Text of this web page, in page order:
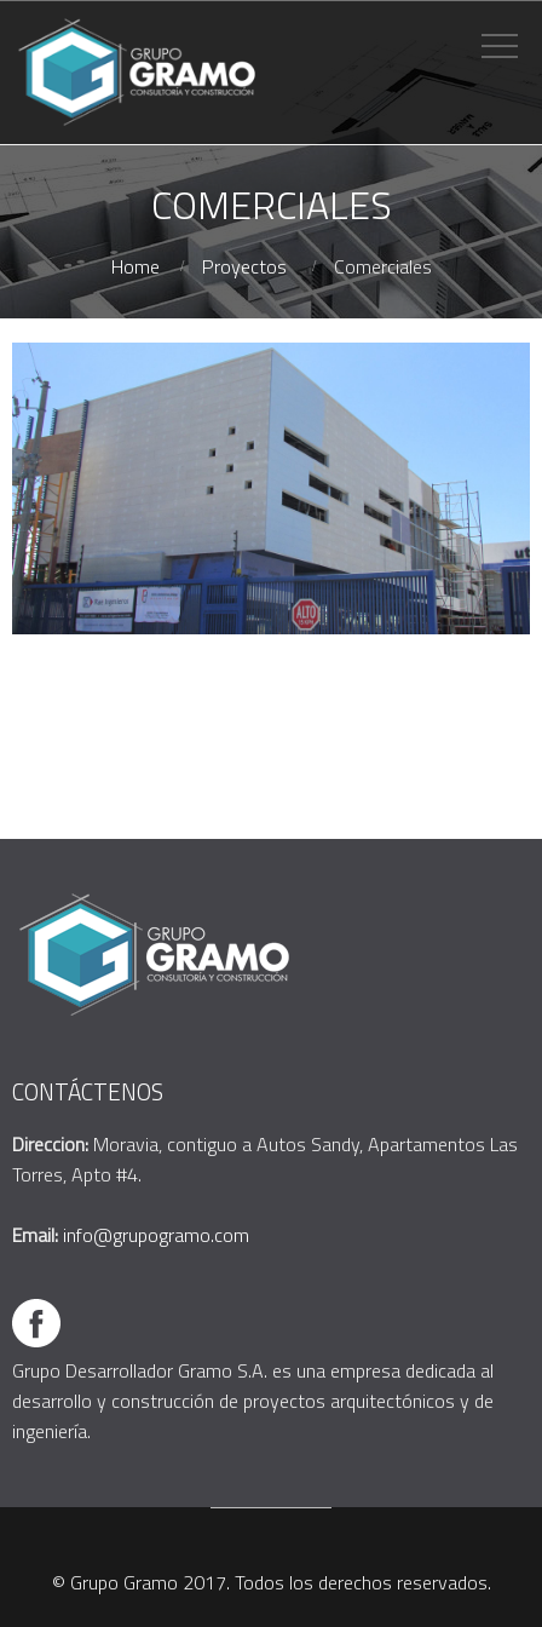
COMERCIALES
Home Proyectos Comerciales
CONTÁCTENOS
Direccion: Moravia, contiguo a Autos Sandy, Apartamentos Las
Torres, Apto #4.
Email: info@grupogramo.com
Grupo Desarrollador Gramo S.A. es una empresa dedicada al
desarrollo y construcción de proyectos arquitectónicos y de
ingeniería.
© Grupo Gramo 2017. Todos los derechos reservados.